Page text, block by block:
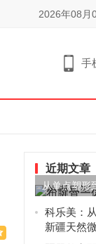
2026年08月
手
近期文章
从单点塑形
骨一体化治
科乐美：
新疆天然